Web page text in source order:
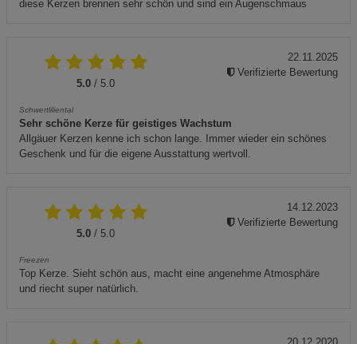
diese Kerzen brennen sehr schön und sind ein Augenschmaus
5.0 / 5.0
Schwertliliental
Sehr schöne Kerze für geistiges Wachstum
Allgäuer Kerzen kenne ich schon lange. Immer wieder ein schönes
Geschenk und für die eigene Ausstattung wertvoll.
22.11.2025
Verifizierte Bewertung
5.0 / 5.0
Freezen
Top Kerze. Sieht schön aus, macht eine angenehme Atmosphäre
und riecht super natürlich.
14.12.2023
Verifizierte Bewertung